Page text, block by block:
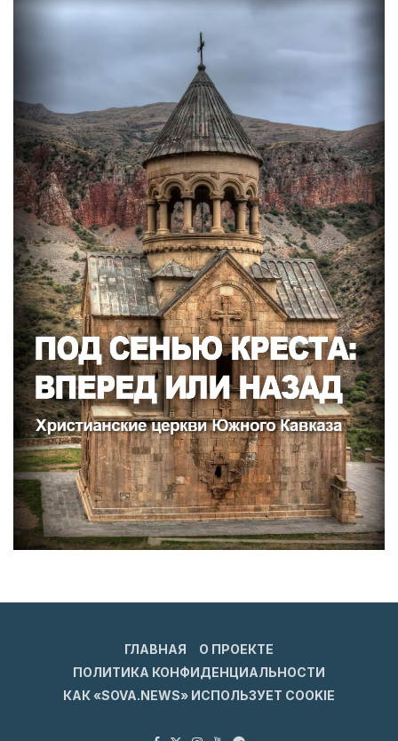
ГЛАВНАЯ
О ПРОЕКТЕ
ПОЛИТИКА КОНФИДЕНЦИАЛЬНОСТИ
КАК «SOVA.NEWS» ИСПОЛЬЗУЕТ COOKIE